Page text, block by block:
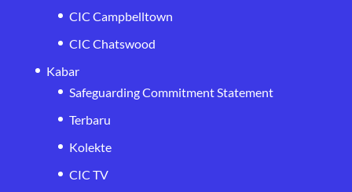
CIC Campbelltown
CIC Chatswood
Kabar
Safeguarding Commitment Statement
Terbaru
Kolekte
CIC TV